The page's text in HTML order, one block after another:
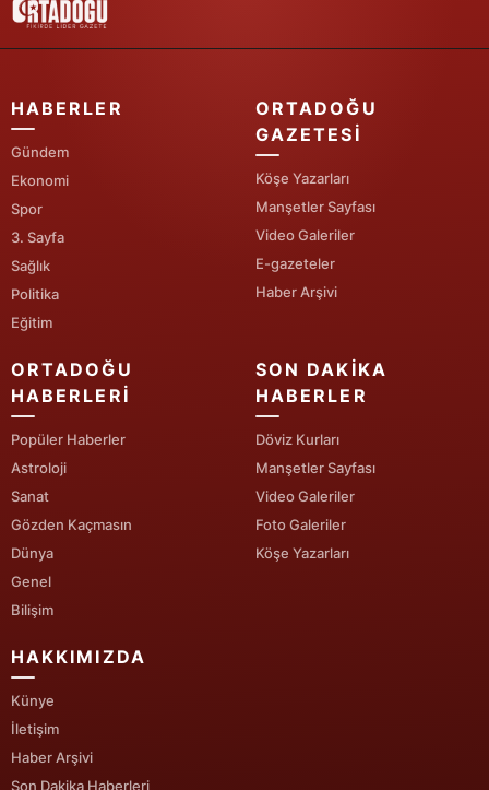
HABERLER
Gündem
Ekonomi
Spor
3. Sayfa
Sağlık
Politika
Eğitim
ORTADOĞU
GAZETESI
Köşe Yazarları
Manşetler Sayfası
Video Galeriler
E-gazeteler
Haber Arşivi
ORTADOĞU
HABERLERI
Popüler Haberler
Astroloji
Sanat
Gözden Kaçmasın
Dünya
Genel
Bilişim
SON DAKIKA
HABERLER
Döviz Kurları
Manşetler Sayfası
Video Galeriler
Foto Galeriler
Köşe Yazarları
HAKKIMIZDA
Künye
İletişim
Haber Arşivi
Son Dakika Haberleri